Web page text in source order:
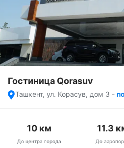
Гостиница Qorasuv
Ташкент, ул. Корасув, дом 3 -
10 км
До центра города
11.3
До